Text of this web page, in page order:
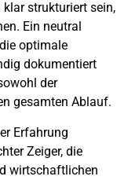
strukturiert sein,
Ein neutral
optimale
dokumentiert
der
gesamten Ablauf.
Erfahrung
Zeiger, die
wirtschaftlichen